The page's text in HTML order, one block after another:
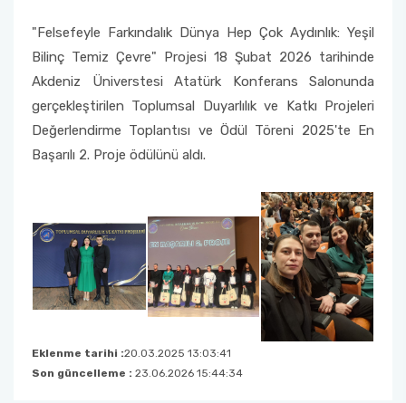
"Felsefeyle Farkındalık Dünya Hep Çok Aydınlık: Yeşil
Bilinç Temiz Çevre" Projesi 18 Şubat 2026 tarihinde
Akdeniz Üniverstesi Atatürk Konferans Salonunda
gerçekleştirilen Toplumsal Duyarlılık ve Katkı Projeleri
Değerlendirme Toplantısı ve Ödül Töreni 2025'te En
Başarılı 2. Proje ödülünü aldı.
Eklenme tarihi :20.03.2025 13:03:41
Son güncelleme : 23.06.2026 15:44:34